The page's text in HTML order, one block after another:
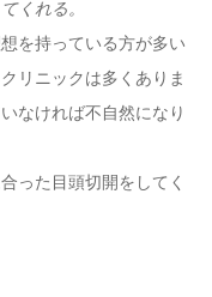
くれる。
を持っている方が多い
リニックは多くありま
なければ不自然になり
った目頭切開をしてく